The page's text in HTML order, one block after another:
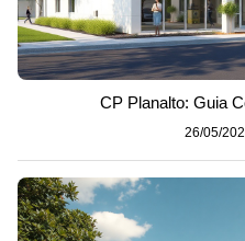
CP Planalto: Guia
26/05/